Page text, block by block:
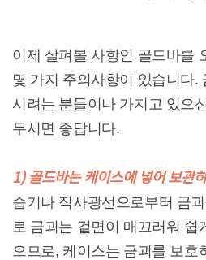
이제 살펴볼 사항인 골드바를
몇 가지 주의사항이 있습니다.
시려는 분들이나 가지고 있으
두시면 좋답니다.
1) 골드바는 케이스에 넣어 보관
습기나 직사광선으로부터 금
로 금괴는 겉면이 매끄러워 쉽
으므로, 케이스는 금괴를 보호